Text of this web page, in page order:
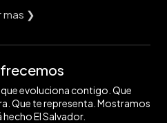
mas ❯
evoluciona contigo. Que
Que te representa. Mostramos
El Salvador.